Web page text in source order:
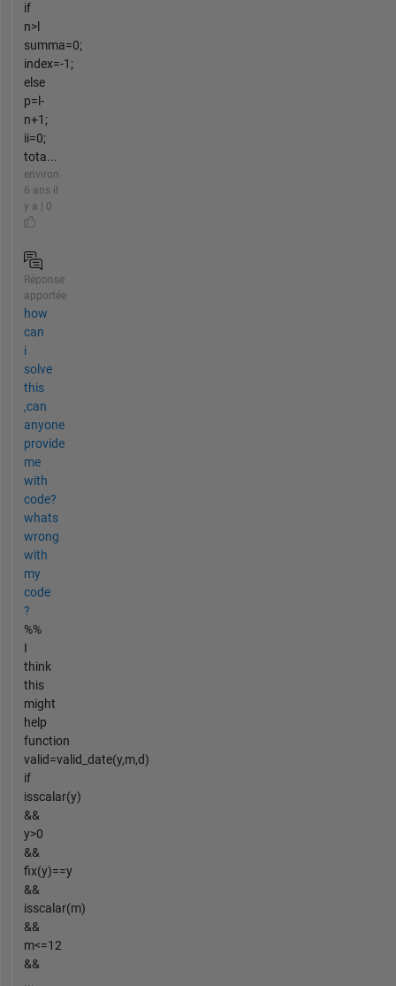
if
n>l
summa=0;
index=-1;
else
p=l-
n+1;
ii=0;
tota...
environ
6 ans il
y a | 0
Réponse
apportée
how
can
i
solve
this
,can
anyone
provide
me
with
code?
whats
wrong
with
my
code
?
%%
I
think
this
might
help
function
valid=valid_date(y,m,d)
if
isscalar(y)
&&
y>0
&&
fix(y)==y
&&
isscalar(m)
&&
m<=12
&&
...